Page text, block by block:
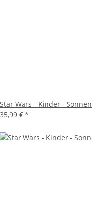
Star Wars - Kinder -
35,99 € *